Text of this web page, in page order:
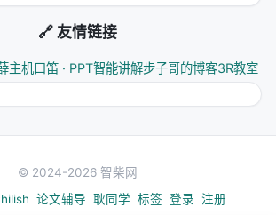
察是：把工程问题翻译成几何问题。
问题，方向干扰 = 正交性问题。一旦
方案就是现成的数学工具——保范变
可能适用于更多 LLM 内部状态的控制
的状态空间是一个高维几何对象，我
🔗 友情链接
主机口笛 · PPT智能讲解步子哥的博客3R教室
© 2024-2026 智柴网
论文辅导 耿同学 标签 登录 注册